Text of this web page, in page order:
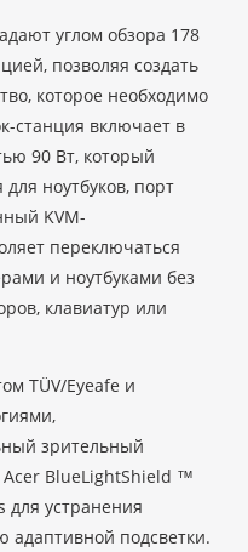
углом обзора 178
позволяя создать
которое необходимо
станция включает в
90 Вт, который
ноутбуков, порт
KVM-
переключаться
и ноутбуками без
клавиатур или
TÜV/Eyeafe и
зрительный
BlueLightShield ™
для устранения
адаптивной подсветки.